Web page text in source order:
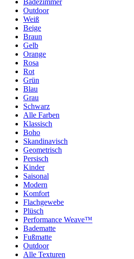
Badezimmer
Outdoor
Weiß
Beige
Braun
Gelb
Orange
Rosa
Rot
Grün
Blau
Grau
Schwarz
Alle Farben
Klassisch
Boho
Skandinavisch
Geometrisch
Persisch
Kinder
Saisonal
Modern
Komfort
Flachgewebe
Plüsch
Performance Weave™
Badematte
Fußmatte
Outdoor
Alle Texturen